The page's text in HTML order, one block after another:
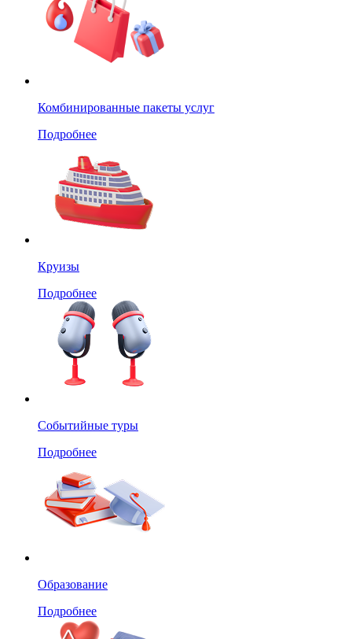
Комбинированные пакеты услуг
Подробнее
Круизы
Подробнее
Событийные туры
Подробнее
Образование
Подробнее